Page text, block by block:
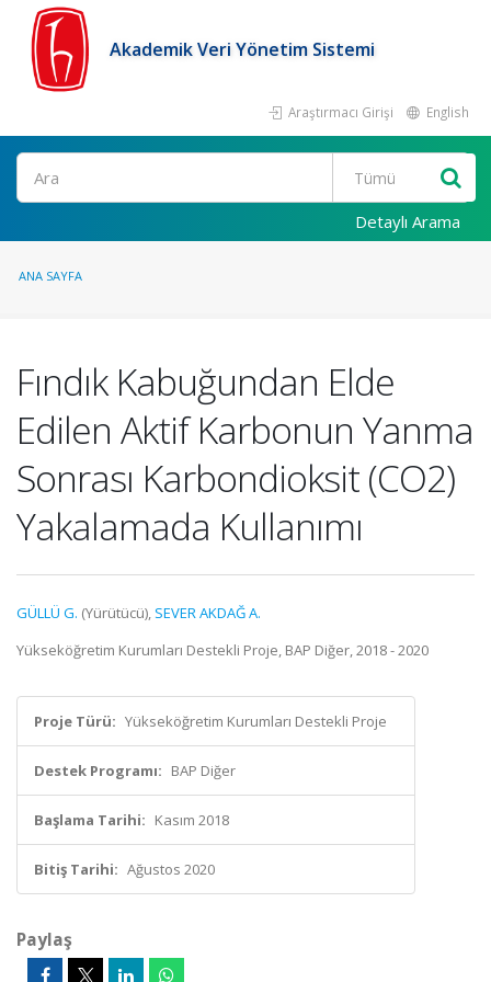
Akademik Veri Yönetim Sistemi
Araştırmacı Girişi English
Ara
Detaylı Arama
ANA SAYFA
Fındık Kabuğundan Elde
Edilen Aktif Karbonun Yanma
Sonrası Karbondioksit (CO2)
Yakalamada Kullanımı
GÜLLÜ G. (Yürütücü), SEVER AKDAĞ A.
Yükseköğretim Kurumları Destekli Proje, BAP Diğer, 2018 - 2020
Proje Türü: Yükseköğretim Kurumları Destekli Proje
Destek Programı: BAP Diğer
Başlama Tarihi: Kasım 2018
Bitiş Tarihi: Ağustos 2020
Paylaş